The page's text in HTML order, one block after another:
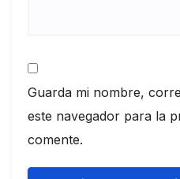
Guarda mi nombre,
este navegador para la
comente.